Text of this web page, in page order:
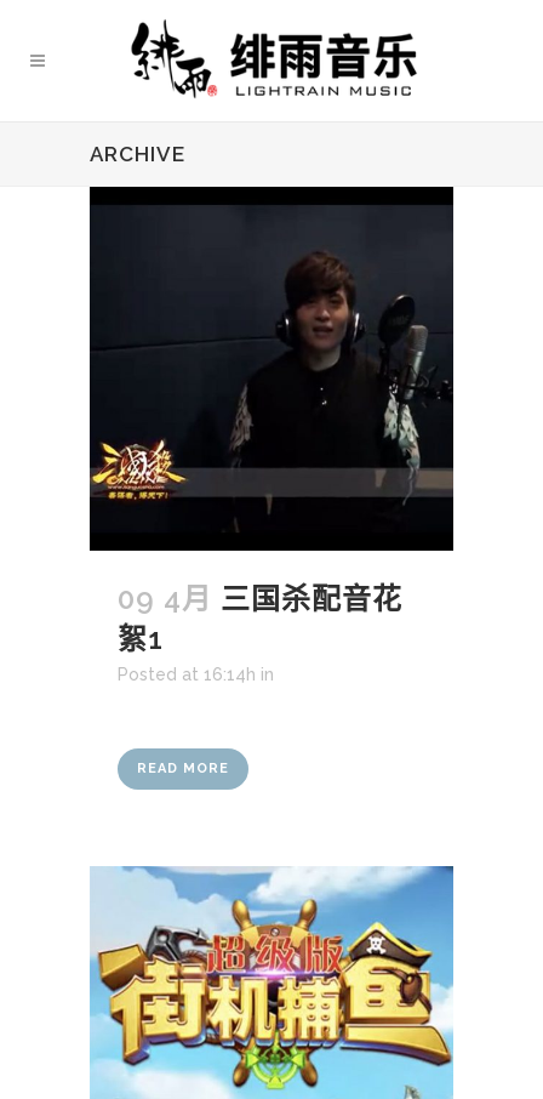
ARCHIVE
09 4月 三国杀配音花
絮1
Posted at 16:14h in
READ MORE